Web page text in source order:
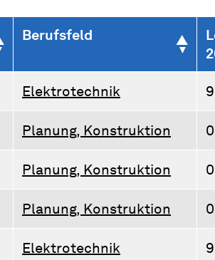
Berufsfeld
Elektrotechnik 9
Planung, Konstruktion 0
Planung, Konstruktion 0
Planung, Konstruktion 0
Elektrotechnik 9